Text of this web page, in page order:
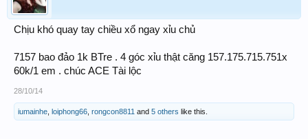
Chịu khó quay tay chiều xổ ngay xỉu chủ
7157 bao đảo 1k BTre . 4 góc xỉu thật căng 157.175.715.751x
60k/1 em . chúc ACE Tài lộc
28/10/14
iumainhe loiphong66 rongcon8811 and 5 others like this.